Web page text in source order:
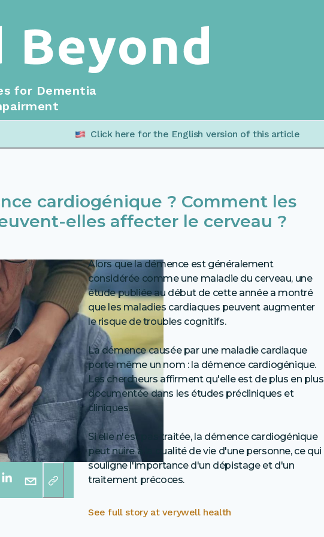
for Dementia
Click here for the English version of this article
cardiogénique ? Comment les
elles affecter le cerveau ?
Alors que la démence est généralement
considérée comme une maladie du cerveau, une
étude publiée au début de cette année a montré
que les maladies cardiaques peuvent augmenter
le risque de troubles cognitifs.
La démence causée par une maladie cardiaque
porte même un nom : la démence cardiogénique.
Les chercheurs affirment qu'elle est de plus en plus
documentée dans les études précliniques et
cliniques.
Si elle n'est pas traitée, la démence cardiogénique
peut nuire à la qualité de vie d'une personne, ce qui
souligne l'importance d'un dépistage et d'un
traitement précoces.
See full story atverywell health